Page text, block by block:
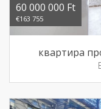
60 000 000 Ft
€163 755
квартира